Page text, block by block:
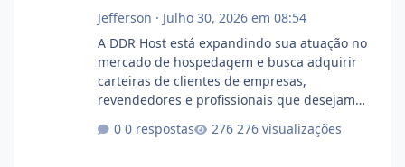
Jefferson · Julho 30, 2026 em 08:54
A DDR Host está expandindo sua atuação no
mercado de hospedagem e busca adquirir
carteiras de clientes de empresas,
revendedores e profissionais que desejam
operação. Se você possui clientes ativos de
0 respostas 276 visualizações